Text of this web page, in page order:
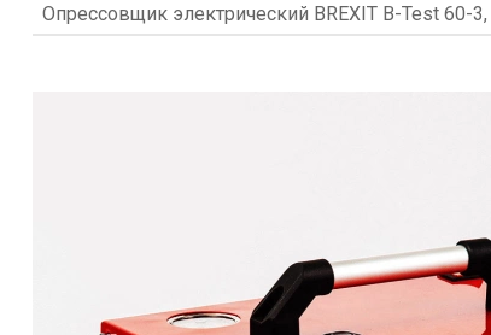
Опрессовщик электрический BREXIT B-Test 60-3,